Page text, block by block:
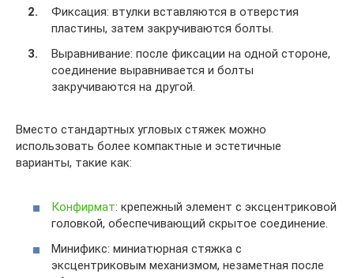
Фиксация: втулки вставляются в отверстия
пластины, затем закручиваются болты.
Выравнивание: после фиксации на одной стороне,
соединение выравнивается и болты
закручиваются на другой.
Вместо стандартных угловых стяжек можно
использовать более компактные и эстетичные
варианты, такие как:
Конфирмат: крепежный элемент с эксцентриковой
головкой, обеспечивающий скрытое соединение.
Минификс: миниатюрная стяжка с
эксцентриковым механизмом, незаметная после